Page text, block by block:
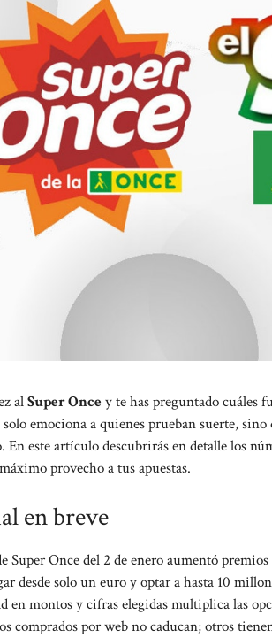
alSuper Oncey te has preguntado cuáles
emociona a quienes prueban suerte,
En este artículo descubrirás en detalle los
provecho a tus apuestas.
en breve
Super Once del 2 de enero aumentó
desde solo un euro y optar a hasta 10
en montos y cifras elegidas multiplica las
comprados por web no caducan; otros